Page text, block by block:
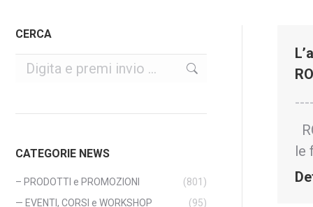
le
CERCA
Cerca
CATEGORIE NEWS
– PRODOTTI e PROMOZIONI
(801)
— EVENTI, CORSI e WORKSHOP
(95)